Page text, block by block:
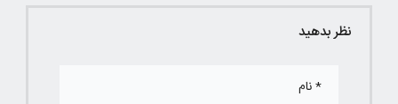
نظر بدهید